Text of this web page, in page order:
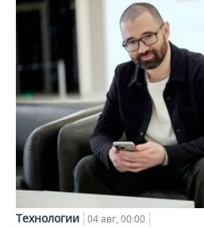
Технологии 04 авг, 00:00